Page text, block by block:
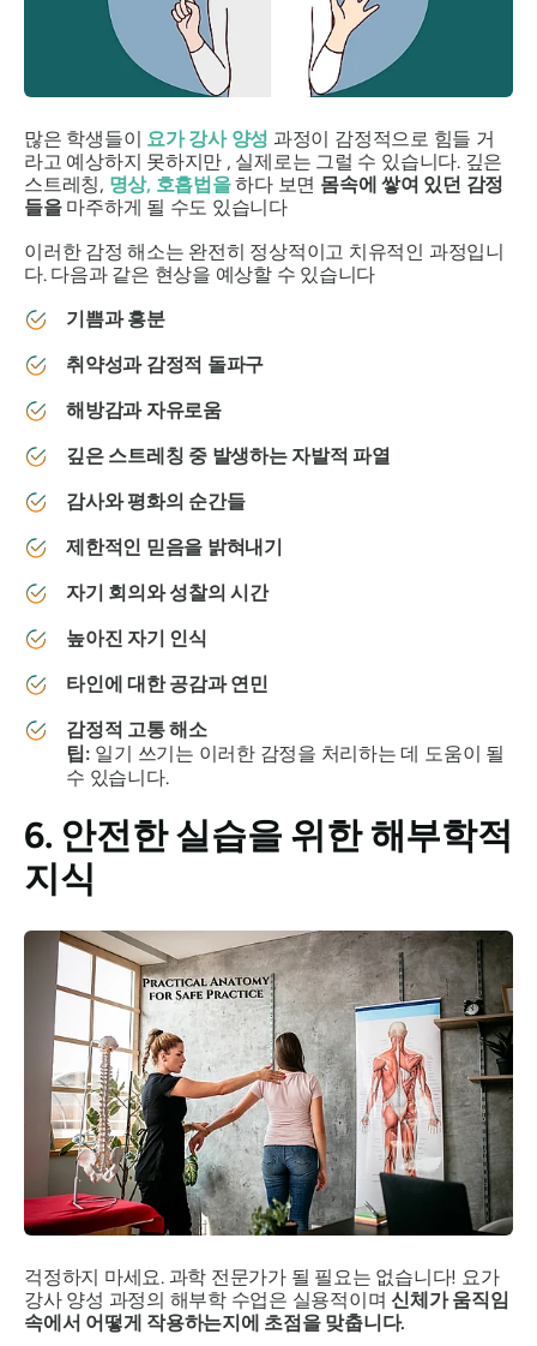
많은 학생들이 요가 강사 양성 과정이 감정적으로 힘들 거
라고 예상하지 못하지만 , 실제로는 그럴 수 있습니다. 깊은
스트레칭, 명상, 호흡법을하다 보면 몸속에 쌓여 있던 감정
들을마주하게 될 수도 있습니다
이러한 감정 해소는 완전히 정상적이고 치유적인 과정입니
다. 다음과 같은 현상을 예상할 수 있습니다
기쁨과 흥분
취약성과 감정적 돌파구
해방감과 자유로움
깊은 스트레칭 중 발생하는 자발적 파열
감사와 평화의 순간들
제한적인 믿음을 밝혀내기
자기 회의와 성찰의 시간
높아진 자기 인식
타인에 대한 공감과 연민
감정적 고통 해소
팁: 일기 쓰기는 이러한 감정을 처리하는 데 도움이 될
수 있습니다.
6. 안전한 실습을 위한 해부학적
지식
걱정하지 마세요. 과학 전문가가 될 필요는 없습니다! 요가
강사 양성 과정의 해부학 수업은 실용적이며신체가 움직임
속에서 어떻게 작용하는지에 초점을 맞춥니다.